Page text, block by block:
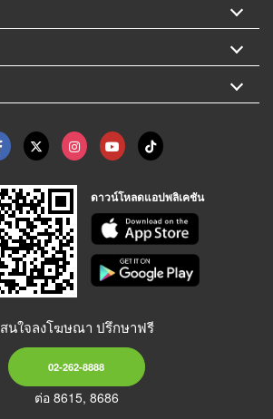
ดาวน์โหลดแอปพลิเคชัน
สนใจลงโฆษณา ปรึกษาฟรี
02-262-8888
ต่อ 8615, 8686